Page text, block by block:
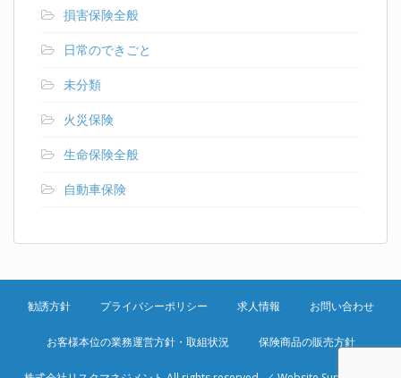
損害保険全般
日常のできごと
未分類
火災保険
生命保険全般
自動車保険
勧誘方針 プライバシーポリシー 求人情報 お問い合わせ
お客様本位の業務運営方針・取組状況 保険商品の販売方針